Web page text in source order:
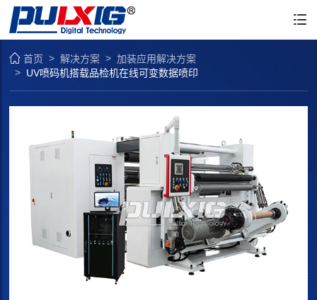
首页 解决方案
加装应用解决方案
UV喷码机搭载品检机在线可变数据喷印